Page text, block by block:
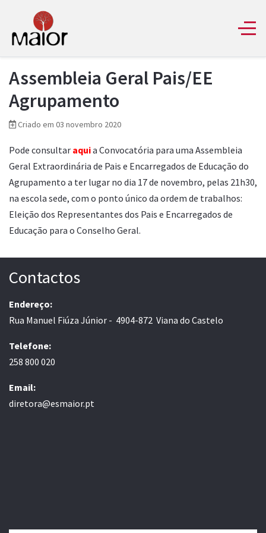
Assembleia Geral Pais/EE
Agrupamento
Criado em 03 novembro 2020
Pode consultar aquia Convocatória para uma Assembleia
Geral Extraordinária de Pais e Encarregados de Educação do
Agrupamento a ter lugar no dia 17 de novembro, pelas 21h30,
na escola sede, com o ponto único da ordem de trabalhos:
Eleição dos Representantes dos Pais e Encarregados de
Educação para o Conselho Geral.
Contactos
Endereço:
Rua Manuel Fiúza Júnior - 4904-872 Viana do Castelo
Telefone:
258 800 020
Email:
diretora@esmaior.pt